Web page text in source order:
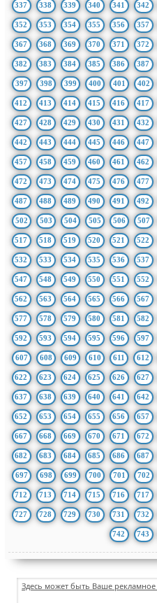
337 338 339 340 341 342
352 353 354 355 356 357
367 368 369 370 371 372
382 383 384 385 386 387
397 398 399 400 401 402
412 413 414 415 416 417
427 428 429 430 431 432
442 443 444 445 446 447
457 458 459 460 461 462
472 473 474 475 476 477
487 488 489 490 491 492
502 503 504 505 506 507
517 518 519 520 521 522
532 533 534 535 536 537
547 548 549 550 551 552
562 563 564 565 566 567
577 578 579 580 581 582
592 593 594 595 596 597
607 608 609 610 611 612
622 623 624 625 626 627
637 638 639 640 641 642
652 653 654 655 656 657
667 668 669 670 671 672
682 683 684 685 686 687
697 698 699 700 701 702
712 713 714 715 716 717
727 728 729 730 731 732
742 743
Здесь может быть Ваше